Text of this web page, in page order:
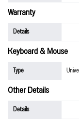
Warranty
Details
Keyboard & Mouse
Type
Other Details
Details